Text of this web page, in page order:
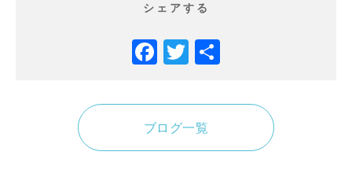
シェアする
Facebook
Twitter
ブログ一覧